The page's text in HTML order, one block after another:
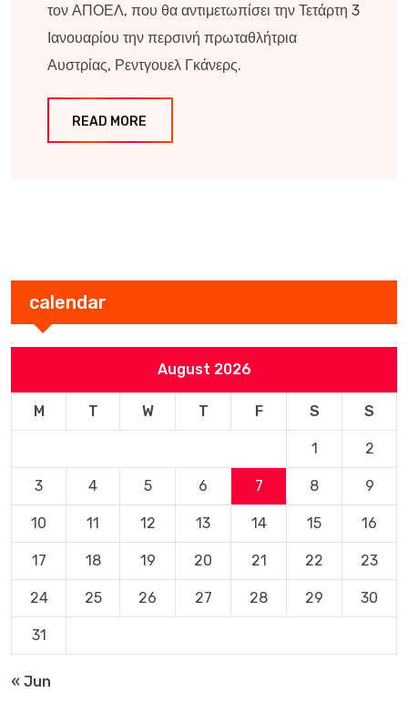
τον ΑΠΟΕΛ, που θα αντιμετωπίσει την Τετάρτη 3
Ιανουαρίου την περσινή πρωταθλήτρια
Αυστρίας, Ρεντγουελ Γκάνερς.
READ MORE
calendar
August 2026
M T W T F S S
1 2
3 4 5 6 7 8 9
10 11 12 13 14 15 16
17 18 19 20 21 22 23
24 25 26 27 28 29 30
31
« Jun